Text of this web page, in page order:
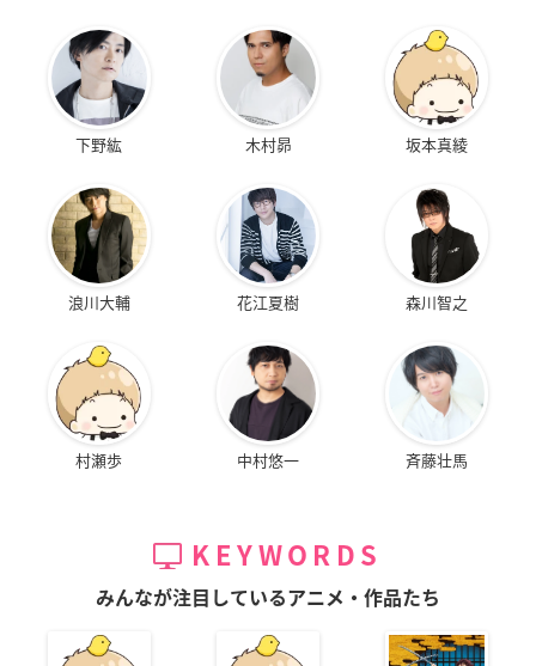
下野紘 木村昴 坂本真綾
浪川大輔 花江夏樹 森川智之
村瀬歩 中村悠一 斉藤壮馬
KEYWORDS
みんなが注目しているアニメ・作品たち